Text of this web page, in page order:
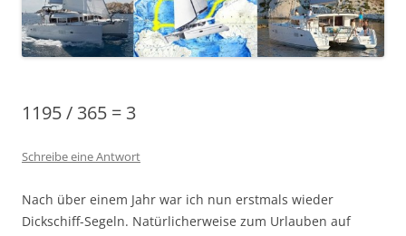
1195 / 365 = 3
Schreibe eine Antwort
Nach über einem Jahr war ich nun erstmals wieder
Dickschiff-Segeln. Natürlicherweise zum Urlauben auf